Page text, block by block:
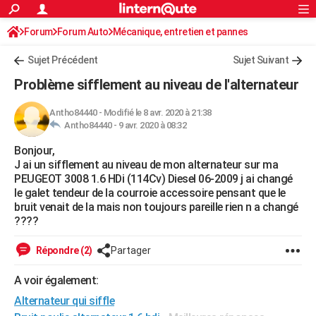
ACTUALITÉS
Politique
Société
Faits Divers
Education
Monde
Villes
+
FINANCE
Retraite
Impôts
Epargne
Immobilier
Risques naturels par ville
Banque
Assurance
Crédit
AUTO
Essais
Réserver un essai
Citadines
Berlines
SUV
Forum auto
+HIGH-TECH
Mobiles
Meilleur smartphone
Internet
Ordinateurs
Jeux vidéo
Guide high-tech
+BRICOLAGE
Forum
Aménagement intérieur
Extérieur
Cuisine
Salle de bains
Jardinage
Rangement
WEEK-END
Guides de France
Escapades
Patrimoine
Expositions
Musées
Week-end nature
LIFESTYLE
SANTE
Alimentation
Guide de la santé
Maladies
Médicaments
Sommeil
VOYAGE
Rechercher
S'inscrire
Connexion
Forum Forum Auto Mécanique, entretien et pannes
Sujet Précédent Sujet Suivant
Problème sifflement au niveau de l'alternateur
Antho84440- Modifié le 8 avr. 2020 à 21:38
Antho84440 - 9 avr. 2020 à 08:32
Bonjour,
J ai un sifflement au niveau de mon alternateur sur ma
PEUGEOT 3008 1.6 HDi (114Cv) Diesel 06-2009 j ai changé
le galet tendeur de la courroie accessoire pensant que le
bruit venait de la mais non toujours pareille rien n a changé
????
Répondre (2) Partager
A voir également:
Alternateur qui siffle